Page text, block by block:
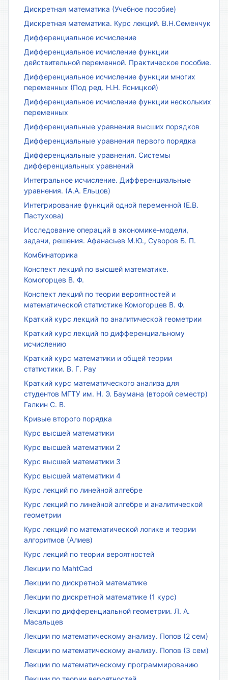
Дискретная математика (Учебное пособие)
Дискретная математика. Курс лекций. В.Н.Семенчук
Дифференциальное исчисление
Дифференциальное исчисление функции
действительной переменной. Практическое пособие.
Дифференциальное исчисление функции многих
переменных (Под ред. Н.Н. Ясницкой)
Дифференциальное исчисление функции нескольких
переменных
Дифференциальные уравнения высших порядков
Дифференциальные уравнения первого порядка
Дифференциальные уравнения. Системы
дифференциальных уравнений
Интегральное исчисление. Дифференциальные
уравнения. (А.А. Ельцов)
Интегрирование функций одной переменной (Е.В.
Пастухова)
Исследование операций в экономике-модели,
задачи, решения. Афанасьев М.Ю., Суворов Б. П.
Комбинаторика
Конспект лекций по высшей математике.
Комогорцев В. Ф.
Конспект лекций по теории вероятностей и
математической статистике Комогорцев В. Ф.
Краткий курс лекций по аналитической геометрии
Краткий курс лекций по дифференциальному
исчислению
Краткий курс математики и общей теории
статистики. В. Г. Рау
Краткий курс математического анализа для
студентов МГТУ им. Н. Э. Баумана (второй семестр)
Галкин С. В.
Кривые второго порядка
Курс высшей математики
Курс высшей математики 2
Курс высшей математики 3
Курс высшей математики 4
Курс лекций по линейной алгебре
Курс лекций по линейной алгебре и аналитической
геометрии
Курс лекций по математической логике и теории
алгоритмов (Алиев)
Курс лекций по теории вероятностей
Лекции по MahtCad
Лекции по дискретной математике
Лекции по дискретной математике (1 курс)
Лекции по дифференциальной геометрии. Л. А.
Масальцев
Лекции по математическому анализу. Попов (2 сем)
Лекции по математическому анализу. Попов (3 сем)
Лекции по математическому программированию